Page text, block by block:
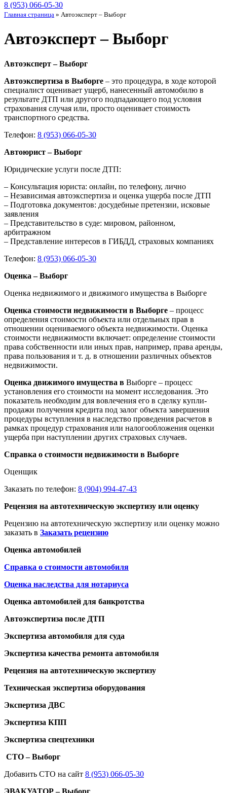
8 (953) 066-05-30
Главная страница » Автоэксперт – Выборг
Автоэксперт – Выборг
Автоэксперт – Выборг
Автоэкспертиза в Выборге – это процедура, в ходе которой
специалист оценивает ущерб, нанесенный автомобилю в
результате ДТП или другого подпадающего под условия
страхования случая или, просто оценивает стоимость
транспортного средства.
Телефон: 8 (953) 066-05-30
Автоюрист – Выборг
Юридические услуги после ДТП:
– Консультация юриста: онлайн, по телефону, лично
– Независимая автоэкспертиза и оценка ущерба после ДТП
– Подготовка документов: досудебные претензии, исковые
заявления
– Представительство в суде: мировом, районном,
арбитражном
– Представление интересов в ГИБДД, страховых компаниях
Телефон: 8 (953) 066-05-30
Оценка – Выборг
Оценка недвижимого и движимого имущества в Выборге
Оценка стоимости недвижимости в Выборге – процесс
определения стоимости объекта или отдельных прав в
отношении оцениваемого объекта недвижимости. Оценка
стоимости недвижимости включает: определение стоимости
права собственности или иных прав, например, права аренды,
права пользования и т. д. в отношении различных объектов
недвижимости.
Оценка движимого имущества в Выборге – процесс
установления его стоимости на момент исследования. Это
показатель необходим для вовлечения его в сделку купли-
продажи получения кредита под залог объекта завершения
процедуры вступления в наследство проведения расчетов в
рамках процедур страхования или налогообложения оценки
ущерба при наступлении других страховых случаев.
Справка о стоимости недвижимости в Выборге
Оценщик
Заказать по телефон: 8 (904) 994-47-43
Рецензия на автотехническую экспертизу или оценку
Рецензию на автотехническую экспертизу или оценку можно
заказать в Заказать рецензию
Оценка автомобилей
Справка о стоимости автомобиля
Оценка наследства для нотариуса
Оценка автомобилей для банкротства
Автоэкспертиза после ДТП
Экспертиза автомобиля для суда
Экспертиза качества ремонта автомобиля
Рецензия на автотехническую экспертизу
Техническая экспертиза оборудования
Экспертиза ДВС
Экспертиза КПП
Экспертиза спецтехники
СТО – Выборг
Добавить СТО на сайт 8 (953) 066-05-30
ЭВАКУАТОР – Выборг